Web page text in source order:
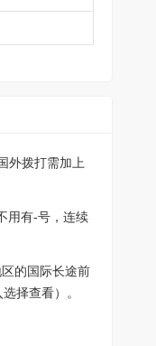
外拨打需加上
用有-号，连续
的国际长途前
择查看）。